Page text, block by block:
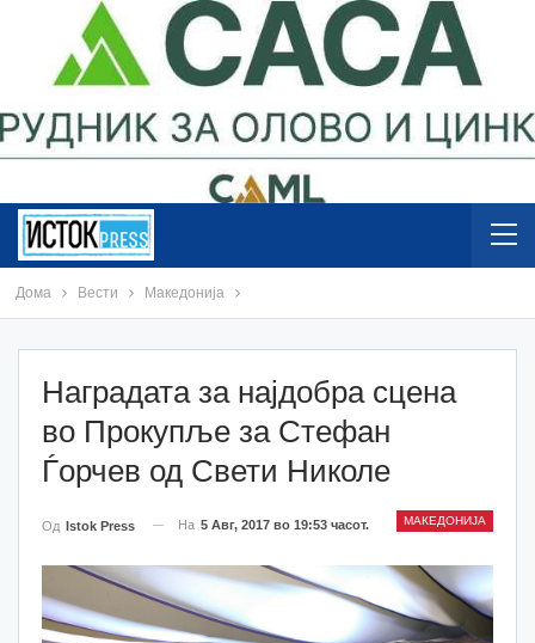
Дома Вести Македонија
Наградата за најдобра сцена
во Прокупље за Стефан
Ѓорчев од Свети Николе
МАКЕДОНИЈА
Од Istok Press На 5 Авг, 2017 во 19:53 часот.